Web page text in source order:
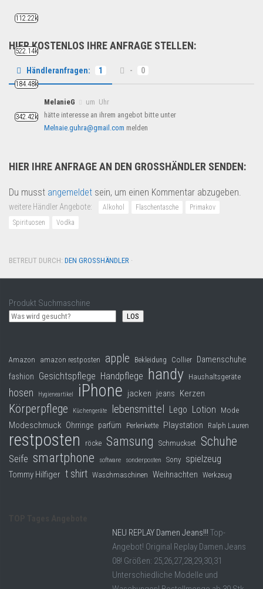
HIER KOSTENLOS IHRE ANFRAGE STELLEN:
Händleranfragen: 1 - 0
MelanieG
um Uhr
hätte interesse an ihrem angebot bitte unter
Melnaie.guhra@gmail.com melden
HIER IHRE ANFRAGE AN DEN GROSSHÄNDLER SENDEN:
Du musst angemeldet sein, um einen Kommentar abzugeben.
weitere Händler Angebote: Alkohol Flaschentasche
Primakov
Spirituosen
Vodka
BETREUT DURCH: DEN GROSSHÄNDLER ·
Produkt Suchmaschine
LOS
Amazon amazon restposten apple Bekleidung Collier Damenschuhe
fashion Gesichtspflege Handpflege handy Haushaltsgeräte
hosen Hygieneartikel iPhone jacken jeans Kerzen
Körperpflege Küchengeräte lebensmittel Lego Lotion Mode
Modeschmuck Ohrringe parfüm Perlenkette Playstation Ralph Lauren
restposten röcke Samsung Schmuckset Schuhe
Seife smartphone software sonderposten Sony spielzeug
Tommy Hilfiger t shirt Waschmaschinen Weihnachten Werkzeug
NEU REPLAY Damen Jeans!!! Top-
Angebot! Original Replay Damen Jeans
08! Größen: 25,26,27,28,29,30,31
Unterschiedliche Modelle und
112.22k
522.14k
184.48k
342.42k